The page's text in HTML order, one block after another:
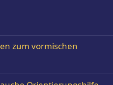
zum vormischen